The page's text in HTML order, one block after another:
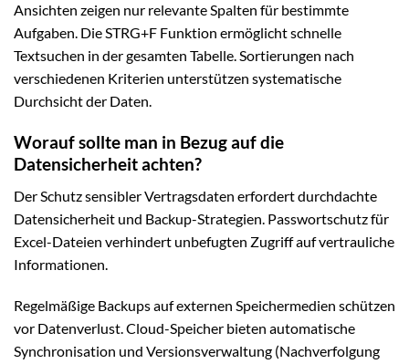
Ansichten zeigen nur relevante Spalten für bestimmte
Aufgaben. Die STRG+F Funktion ermöglicht schnelle
Textsuchen in der gesamten Tabelle. Sortierungen nach
verschiedenen Kriterien unterstützen systematische
Durchsicht der Daten.
Worauf sollte man in Bezug auf die
Datensicherheit achten?
Der Schutz sensibler Vertragsdaten erfordert durchdachte
Datensicherheit und Backup-Strategien. Passwortschutz für
Excel-Dateien verhindert unbefugten Zugriff auf vertrauliche
Informationen.
Regelmäßige Backups auf externen Speichermedien schützen
vor Datenverlust. Cloud-Speicher bieten automatische
Synchronisation und Versionsverwaltung (Nachverfolgung